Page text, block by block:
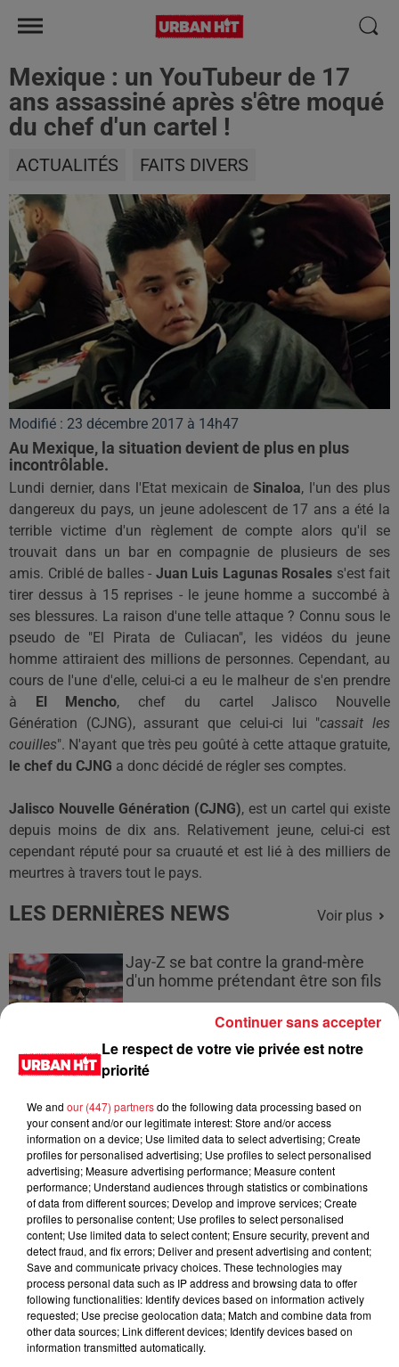
Mexique : un YouTubeur de 17
ans assassiné après s'être moqué
du chef d'un cartel !
ACTUALITÉS FAITS DIVERS
Modifié : 23 décembre 2017 à 14h47
Au Mexique, la situation devient de plus en plus
incontrôlable.
Lundi dernier, dans l'Etat mexicain de Sinaloa, l'un des plus
dangereux du pays, un jeune adolescent de 17 ans a été la
terrible victime d'un
règlement de compte alors qu'il
se
trouvait dans un bar en compagnie de plusieurs de ses
amis. Criblé de balles - Juan Luis Lagunas Rosales s'est fait
tirer dessus à 15 reprises - le jeune homme a succombé à
ses blessures. La raison d'une telle attaque ? Connu sous le
pseudo de "El Pirata de Culiacan", les vidéos du jeune
homme attiraient des millions de personnes. Cependant, au
cours de l'une d'elle, celui-ci a eu le malheur de s'en prendre
à
El Mencho, chef du cartel Jalisco
Nouvelle
Génération
(CJNG), assurant que celui-ci lui "cassait les
couilles". N'ayant que très peu goûté à cette attaque gratuite,
le chef du CJNG a donc décidé de régler ses comptes.
Jalisco Nouvelle Génération (CJNG), est un cartel qui existe
depuis moins de dix ans.
Relativement jeune, celui-ci est
cependant réputé pour sa cruauté et est lié à des milliers de
meurtres à travers tout le pays.
LES DERNIÈRES NEWS Voir plus
Jay-Z se bat contre la grand-mère
d'un homme prétendant être son fils
Cassie met fin à une ex-escorte
masculine dans sa bataille...
Des vitres tombent de la tour
Montparnasse : des désaccords
entre...
Incendies en Gironde : encore
plusieurs semaines avant
l'extinction...
Le respect de votre vie privée est notre
priorité
We and our (447) partnersdo the following data processing based on
your consent and/or our legitimate interest: Store and/or access
information on a device; Use limited data to select advertising; Create
profiles for personalised advertising; Use profiles to select personalised
advertising; Measure advertising performance; Measure content
performance; Understand audiences through statistics or combinations
of data from different sources; Develop and improve services; Create
profiles to personalise content; Use profiles to select personalised
content; Use limited data to select content; Ensure security, prevent and
detect fraud, and fix errors; Deliver and present advertising and content;
Save and communicate privacy choices. These technologies may
process personal data such as IP address and browsing data to offer
following functionalities: Identify devices based on information actively
requested; Use precise geolocation data; Match and combine data from
other data sources; Link different devices; Identify devices based on
information transmitted automatically.
Continuer sans accepter